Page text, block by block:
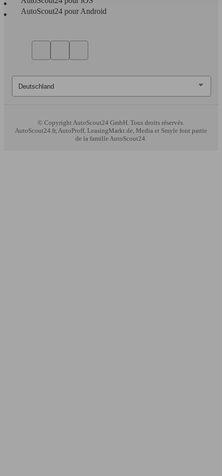
AutoScout24 pour Android
© CopyrightAutoScout24 GmbH. Tous droits réservés.
AutoScout24.fr, AutoProff, LeasingMarkt.de, Media et Smyle font partie
de la famille AutoScout24.